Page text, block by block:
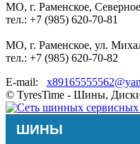
МО, г. Раменское,
тел.: +7 (985) 620-70-81
МО, г. Раменское, ул.
тел.: +7 (985) 620-70-82
E-mail:
© TyresTime - Шины,
ШИНЫ